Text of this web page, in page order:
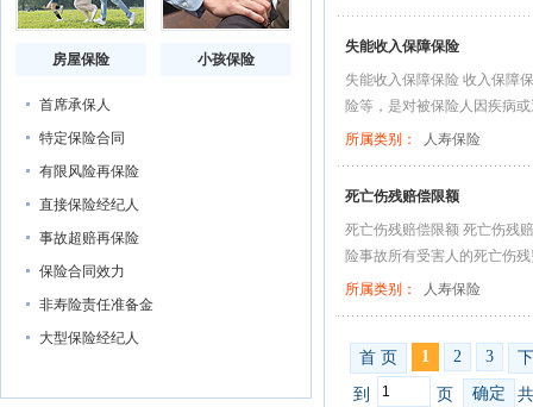
房屋保险 小孩保险
首席承保人
特定保险合同
有限风险再保险
直接保险经纪人
事故超赔再保险
保险合同效力
非寿险责任准备金
大型保险经纪人
失能收入保障保险
失能收入保障保险 收入保障
险等，是对被保险人因疾病
所属类别：
人寿保险
死亡伤残赔偿限额
死亡伤残赔偿限额 死亡伤残
险事故所有受害人的死亡伤
所属类别：
人寿保险
首 页 1 2 3
到 页 确定